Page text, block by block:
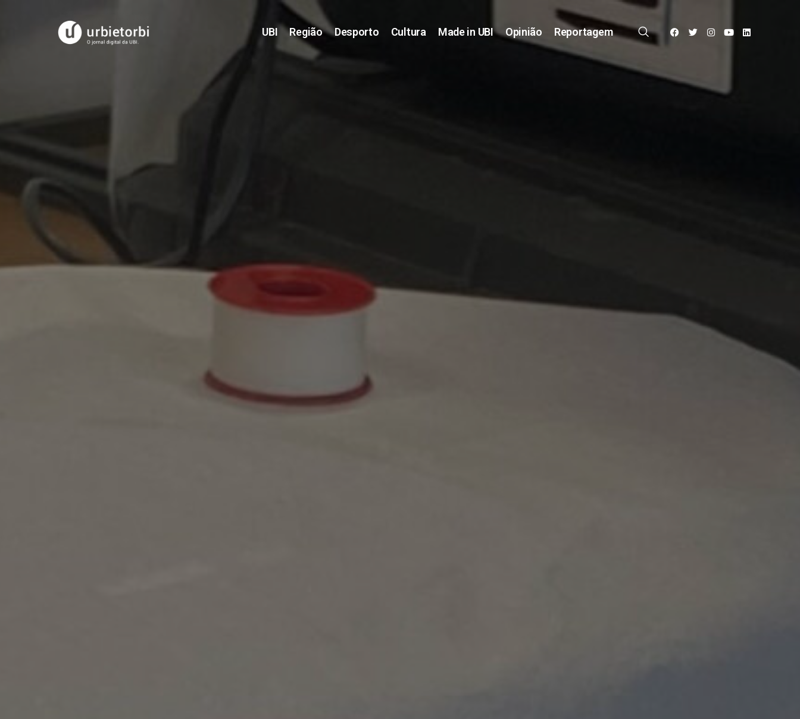
UBI Região Desporto Cultura Made in UBI Opinião Reportagem